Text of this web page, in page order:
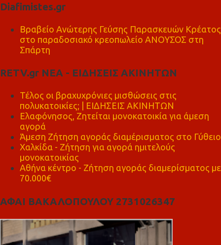
Diafimistes.gr
Βραβείο Ανώτερης Γεύσης Παρασκευών Κρέατος
στο παραδοσιακό κρεοπωλείο ΑΝΟΥΣΟΣ στη
Σπάρτη
RETV.gr ΝΕΑ - ΕΙΔΗΣΕΙΣ ΑΚΙΝΗΤΩΝ
Τέλος οι βραχυχρόνιες μισθώσεις στις
πολυκατοικίες; | ΕΙΔΗΣΕΙΣ ΑΚΙΝΗΤΩΝ
Ελαφόνησος, Ζητείται μονοκατοικία για άμεση
αγορά
Άμεση Ζήτηση αγοράς διαμέρισματος στο Γύθειο
Χαλκίδα - Ζήτηση για αγορά ημιτελούς
μονοκατοικίας
Αθήνα κέντρο - Ζήτηση αγοράς διαμερίσματος με
70.000€
ΑΦΑΙ ΒΑΚΑΛΟΠΟΥΛΟΥ 2731026347